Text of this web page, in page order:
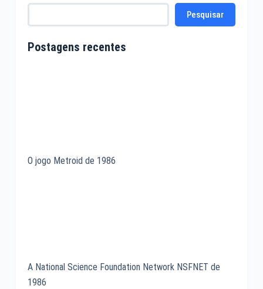
Pesquisar
Postagens recentes
O jogo Metroid de 1986
A National Science Foundation Network NSFNET de
1986